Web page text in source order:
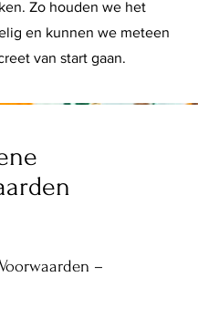
Zo houden we het
en kunnen we meteen
van start gaan.
–